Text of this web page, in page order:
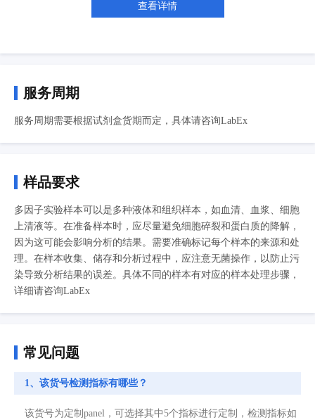
查看详情
服务周期
服务周期需要根据试剂盒货期而定，具体请咨询LabEx
样品要求
多因子实验样本可以是多种液体和组织样本，如血清、血浆、细胞
上清液等。在准备样本时，应尽量避免细胞碎裂和蛋白质的降解，
因为这可能会影响分析的结果。需要准确标记每个样本的来源和处
理。在样本收集、储存和分析过程中，应注意无菌操作，以防止污
染导致分析结果的误差。具体不同的样本有对应的样本处理步骤，
详细请咨询LabEx
常见问题
1、该货号检测指标有哪些？
该货号为定制panel，可选择其中5个指标进行定制，检测指标如